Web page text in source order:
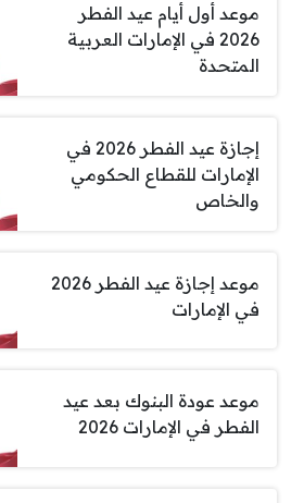
موعد أول أيام عيد الفطر
2026 في الإمارات العربية
المتحدة
إجازة عيد الفطر 2026 في
الإمارات للقطاع الحكومي
والخاص
موعد إجازة عيد الفطر 2026
في الإمارات
موعد عودة البنوك بعد عيد
الفطر في الإمارات 2026